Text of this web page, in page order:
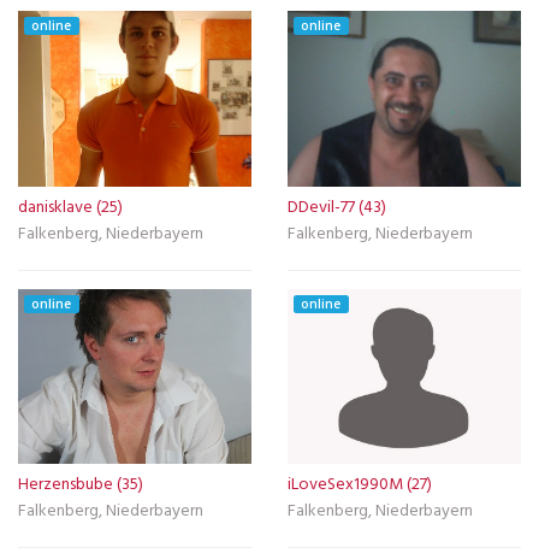
online
danisklave (25)
Falkenberg, Niederbayern
online
DDevil-77 (43)
Falkenberg, Niederbayern
online
Herzensbube (35)
Falkenberg, Niederbayern
online
iLoveSex1990M (27)
Falkenberg, Niederbayern